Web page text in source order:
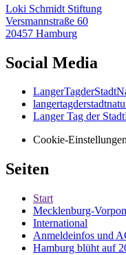
Loki Schmidt Stiftung
Versmannstraße 60
20457 Hamburg
Social Media
Langer Tag der
Cookie-
Seiten
Start
Mecklenburg-
International
Anmeldeinfos und
Hamburg blüht auf